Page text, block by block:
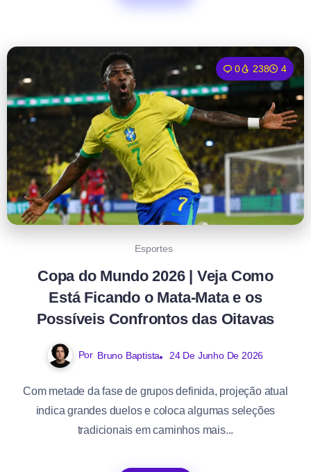
0 238 4
Esportes
Copa do Mundo 2026 | Veja Como
Está Ficando o Mata-Mata e os
Possíveis Confrontos das Oitavas
Por Bruno Baptista 24 De Junho De 2026
Com metade da fase de grupos definida, projeção atual
indica grandes duelos e coloca algumas seleções
tradicionais em caminhos mais...